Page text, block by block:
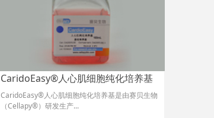
CaridoEasy®人心肌细胞纯化培养基
CaridoEasy®人心肌细胞纯化培养基是由赛贝生物
（Cellapy®）研发生产...